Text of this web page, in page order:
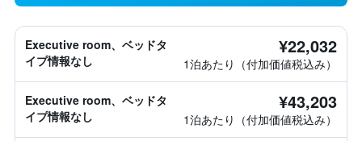
Executive room、ベッドタ
イプ情報なし
¥22,032
1泊あたり（付加価値税込み）
Executive room、ベッドタ
イプ情報なし
¥43,203
1泊あたり（付加価値税込み）